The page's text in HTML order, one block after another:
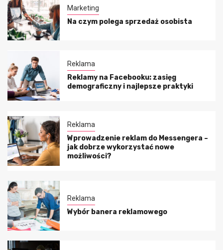
Marketing
Na czym polega sprzedaż osobista
Reklama
Reklamy na Facebooku: zasięg
demograficzny i najlepsze praktyki
Reklama
Wprowadzenie reklam do Messengera –
jak dobrze wykorzystać nowe
możliwości?
Reklama
Wybór banera reklamowego